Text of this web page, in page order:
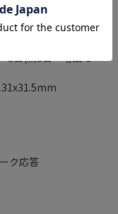
ー親機より供給
作時)約8W
ク応答